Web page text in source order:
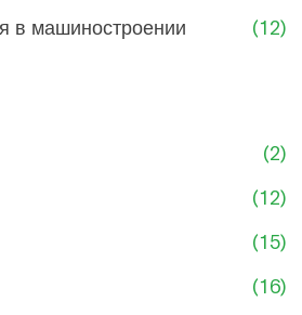
в машиностроении
(12)
(2)
(12)
(15)
(16)